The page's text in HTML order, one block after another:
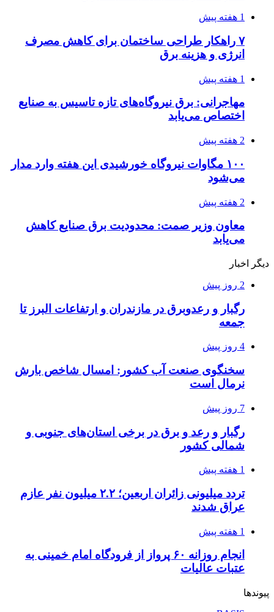
1 هفته پیش
۷ راهکار طراحی ساختمان برای کاهش مصرف
انرژی و هزینه برق
1 هفته پیش
مهاجرانی: برق نیروگاه‌های تازه تاسیس به صنایع
اختصاص می‌یابد
2 هفته پیش
۱۰۰ مگاوات نیروگاه‌ خورشیدی این هفته وارد مدار
می‌شود
2 هفته پیش
معاون وزیر صمت: محدودیت برق صنایع کاهش
می‌یابد
دیگر اخبار
2 روز پیش
رگبار و رعدوبرق در مازندران و ارتفاعات البرز تا
جمعه
4 روز پیش
سخنگوی صنعت آب کشور: امسال شاخص بارش
نرمال است
7 روز پیش
رگبار و رعد و برق در برخی استان‌های جنوبی و
شمالی کشور
1 هفته پیش
تردد میلیونی زائران اربعین؛ ۲.۲ میلیون نفر عازم
عراق شدند
1 هفته پیش
انجام روزانه ۶۰ پرواز از فرودگاه امام خمینی به
عتبات عالیات
پیوندها